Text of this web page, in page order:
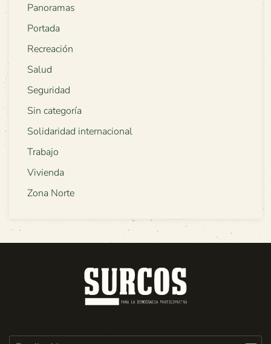
Panoramas
Portada
Recreación
Salud
Seguridad
Sin categoría
Solidaridad internacional
Trabajo
Vivienda
Zona Norte